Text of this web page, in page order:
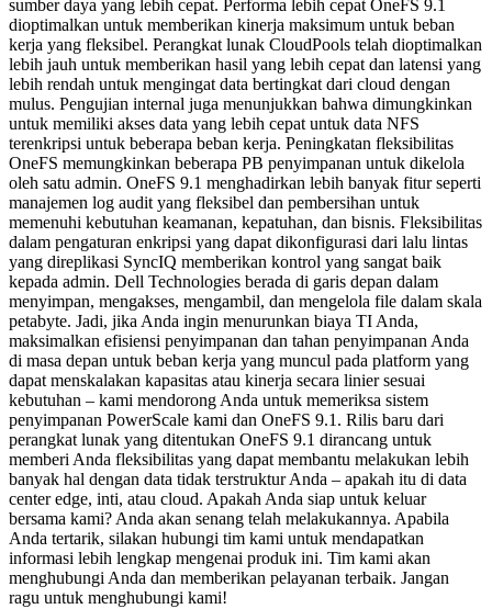
sumber daya yang lebih cepat. Performa lebih cepat OneFS 9.1
dioptimalkan untuk memberikan kinerja maksimum untuk beban
kerja yang fleksibel. Perangkat lunak CloudPools telah dioptimalkan
lebih jauh untuk memberikan hasil yang lebih cepat dan latensi yang
lebih rendah untuk mengingat data bertingkat dari cloud dengan
mulus. Pengujian internal juga menunjukkan bahwa dimungkinkan
untuk memiliki akses data yang lebih cepat untuk data NFS
terenkripsi untuk beberapa beban kerja. Peningkatan fleksibilitas
OneFS memungkinkan beberapa PB penyimpanan untuk dikelola
oleh satu admin. OneFS 9.1 menghadirkan lebih banyak fitur seperti
manajemen log audit yang fleksibel dan pembersihan untuk
memenuhi kebutuhan keamanan, kepatuhan, dan bisnis. Fleksibilitas
dalam pengaturan enkripsi yang dapat dikonfigurasi dari lalu lintas
yang direplikasi SyncIQ memberikan kontrol yang sangat baik
kepada admin. Dell Technologies berada di garis depan dalam
menyimpan, mengakses, mengambil, dan mengelola file dalam skala
petabyte. Jadi, jika Anda ingin menurunkan biaya TI Anda,
maksimalkan efisiensi penyimpanan dan tahan penyimpanan Anda
di masa depan untuk beban kerja yang muncul pada platform yang
dapat menskalakan kapasitas atau kinerja secara linier sesuai
kebutuhan – kami mendorong Anda untuk memeriksa sistem
penyimpanan PowerScale kami dan OneFS 9.1. Rilis baru dari
perangkat lunak yang ditentukan OneFS 9.1 dirancang untuk
memberi Anda fleksibilitas yang dapat membantu melakukan lebih
banyak hal dengan data tidak terstruktur Anda – apakah itu di data
center edge, inti, atau cloud. Apakah Anda siap untuk keluar
bersama kami? Anda akan senang telah melakukannya. Apabila
Anda tertarik, silakan hubungi tim kami untuk mendapatkan
informasi lebih lengkap mengenai produk ini. Tim kami akan
menghubungi Anda dan memberikan pelayanan terbaik. Jangan
ragu untuk menghubungi kami!